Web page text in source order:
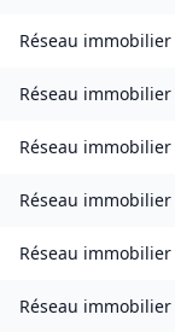
Réseau immobilier
Réseau immobilier
Réseau immobilier
Réseau immobilier
Réseau immobilier
Réseau immobilier